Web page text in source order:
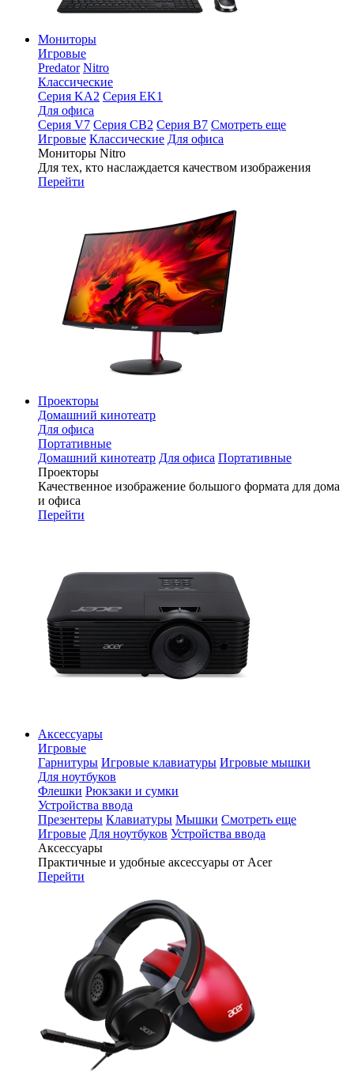
Мониторы
Игровые
Predator Nitro
Классические
Серия KA2 Серия EK1
Для офиса
Серия V7 Серия CB2 Серия B7 Смотреть еще
Игровые Классические Для офиса
Мониторы Nitro
Для тех, кто наслаждается качеством изображения
Перейти
Проекторы
Домашний кинотеатр
Для офиса
Портативные
Домашний кинотеатр Для офиса Портативные
Проекторы
Качественное изображение большого формата для дома
и офиса
Перейти
Аксессуары
Игровые
Гарнитуры Игровые клавиатуры Игровые мышки
Для ноутбуков
Флешки Рюкзаки и сумки
Устройства ввода
Презентеры Клавиатуры Мышки Смотреть еще
Игровые Для ноутбуков Устройства ввода
Аксессуары
Практичные и удобные аксессуары от Acer
Перейти